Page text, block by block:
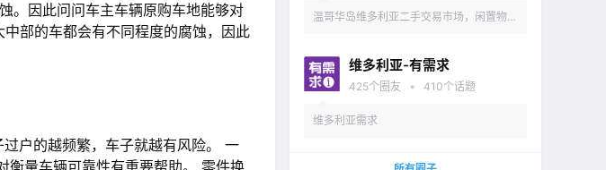
。因此问问车主车辆原购车地能够对
部的车都会有不同程度的腐蚀，因此
户的越频繁，车子就越有风险。 一
衡量车辆可靠性有重要帮助。 零件换
温哥华岛维多利亚二手交易市场，闲置物品
维多利亚-有需求
425个圈友 • 410个话题
维多利亚需求